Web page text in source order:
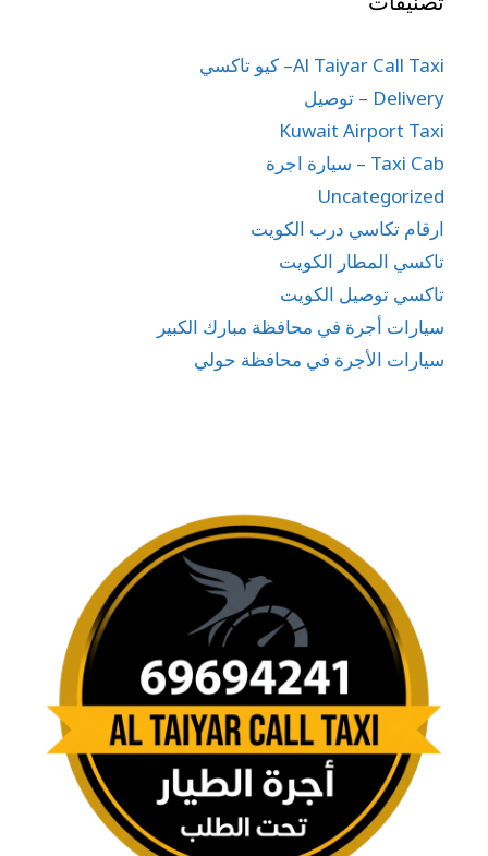
Al Taiyar Call Taxi– كيو تاكسي
Delivery – توصيل
Kuwait Airport Taxi
Taxi Cab – سيارة اجرة
Uncategorized
ارقام تكاسي درب الكويت
تاكسي المطار الكويت
تاكسي توصيل الكويت
سيارات أجرة في محافظة مبارك الكبير
سيارات الأجرة في محافظة حولي